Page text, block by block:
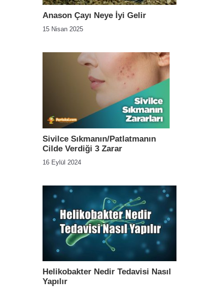
Anason Çayı Neye İyi Gelir
15 Nisan 2025
Sivilce Sıkmanın/Patlatmanın
Cilde Verdiği 3 Zarar
16 Eylül 2024
Helikobakter Nedir Tedavisi Nasıl
Yapılır